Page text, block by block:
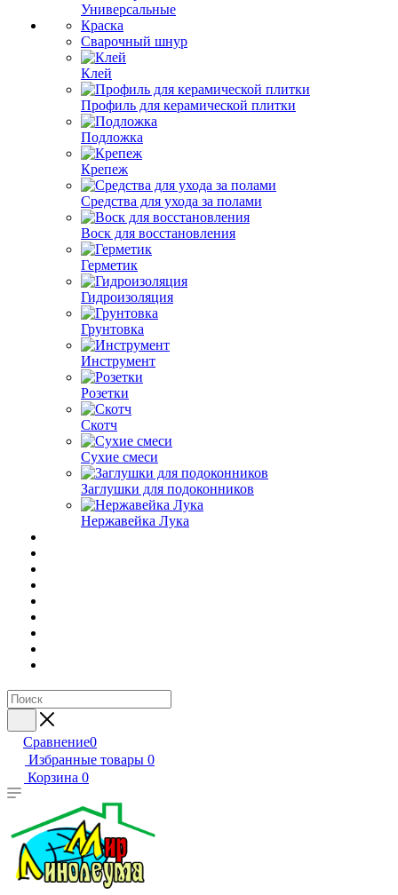
Универсальные
Краска
Сварочный шнур
Клей
Профиль для керамической плитки
Подложка
Крепеж
Средства для ухода за полами
Воск для восстановления
Герметик
Гидроизоляция
Грунтовка
Инструмент
Розетки
Скотч
Сухие смеси
Заглушки для подоконников
Нержавейка Лука
Сравнение0
Избранные товары 0
Корзина 0